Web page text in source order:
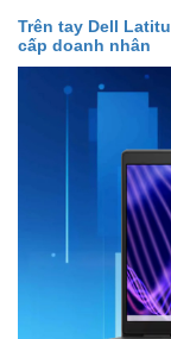
Trên tay Dell
cấp doanh nhân